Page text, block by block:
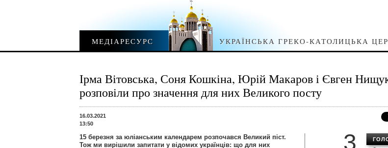
МЕДІАРЕСУРС УКРАЇНСЬКА ГРЕКО-КАТОЛИЦЬКА
Ірма Вітовська, Соня Кошкіна, Юрій Макаров і Євген
розповіли про значення для них Великого посту
16.03.2021
13:50
3
15 березня за юліанським календарем розпочався Великий піст.
Тож ми вирішили запитати у відомих українців: що для них